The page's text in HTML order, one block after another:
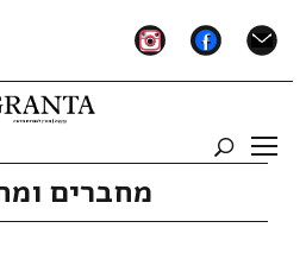
mail
facebook
instagram
מחברים